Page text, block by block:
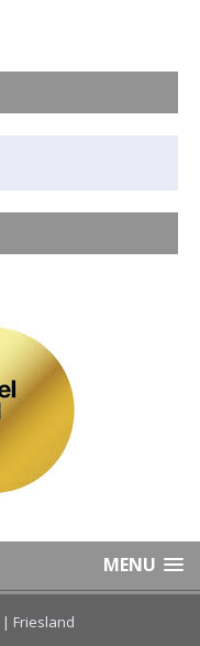
MENU
| Friesland